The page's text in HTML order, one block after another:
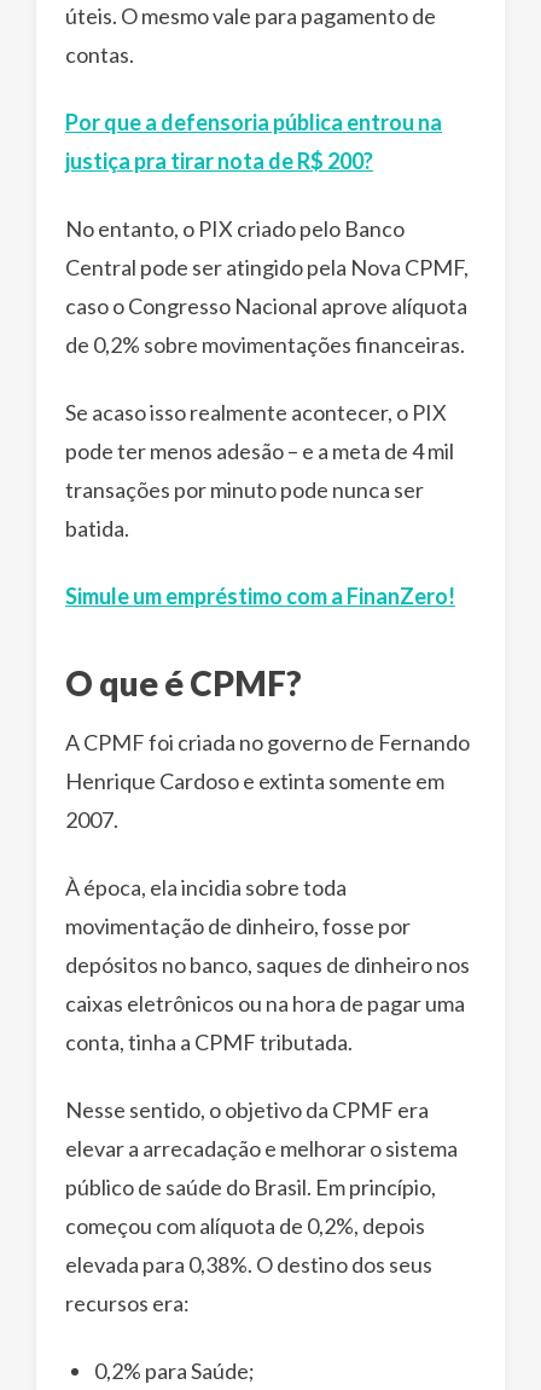
úteis. O mesmo vale para pagamento de
contas.
Por que a defensoria pública entrou na
justiça pra tirar nota de R$ 200?
No entanto, o PIX criado pelo Banco
Central pode ser atingido pela Nova CPMF,
caso o Congresso Nacional aprove alíquota
de 0,2% sobre movimentações financeiras.
Se acaso isso realmente acontecer, o PIX
pode ter menos adesão – e a meta de 4 mil
transações por minuto pode nunca ser
batida.
Simule um empréstimo com a FinanZero!
O que é CPMF?
A CPMF foi criada no governo de Fernando
Henrique Cardoso e extinta somente em
2007.
À época, ela incidia sobre toda
movimentação de dinheiro, fosse por
depósitos no banco, saques de dinheiro nos
caixas eletrônicos ou na hora de pagar uma
conta, tinha a CPMF tributada.
Nesse sentido, o objetivo da CPMF era
elevar a arrecadação e melhorar o sistema
público de saúde do Brasil. Em princípio,
começou com alíquota de 0,2%, depois
elevada para 0,38%. O destino dos seus
recursos era:
0,2% para Saúde;